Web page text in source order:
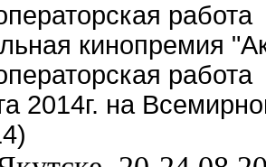
работа
кинопремия
работа
2014г. на